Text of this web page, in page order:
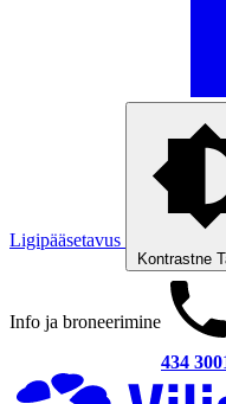
Ligipääsetavus
Kontrastne
Info ja broneerimine
434